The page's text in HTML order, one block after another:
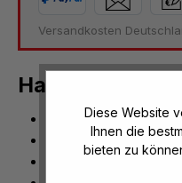
Versandkosten
Handgriff -
für Lineal +
für Geodreiecke
Diese Website
Ihnen die
bieten zu